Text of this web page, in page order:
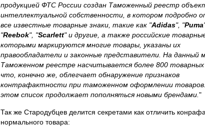
продукцией ФТСРоссии создан Таможенный реестр
интеллектуальной собственности, в котором подробно
все известные товарные знаки, такие как "Adidas", "Puma
"Reebok", "Scarlett" и другие, а также российские
которыми маркируются многие товары, указаны их
правообладатели и законные представители. На данный
Таможенном реестре насчитывается более 800 товарных
что, конечно же, облегчает обнаружение признаков
контрафактности при таможенном оформлении
этом список продолжает пополняться новыми брендами. "
Так же Стародубцев делится секретами как отличить
нормального товара: